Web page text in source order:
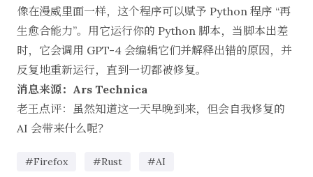
像在漫威里面一样，这个程序可以赋予 Python 程序 “再
生愈合能力”。用它运行你的 Python 脚本，当脚本出差
时，它会调用 GPT-4 会编辑它们并解释出错的原因，并
反复地重新运行，直到一切都被修复。
消息来源：Ars Technica
老王点评：虽然知道这一天早晚到来，但会自我修复的
AI 会带来什么呢？
#Firefox #Rust #AI